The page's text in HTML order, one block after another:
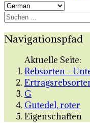
Navigationspfad
Aktuelle Seite:
Rebsorten -
G
Gutedel, roter
Eigenschaften